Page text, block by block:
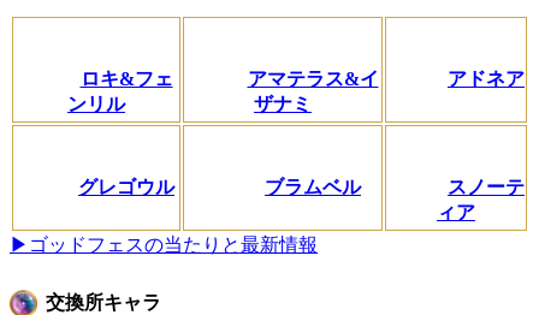
ロキ&フェ
ンリル
アマテラス&イ
ザナミ
アドネア
グレゴウル ブラムベル
スノーテ
ィア
▶ゴッドフェスの当たりと最新情報
交換所キャラ